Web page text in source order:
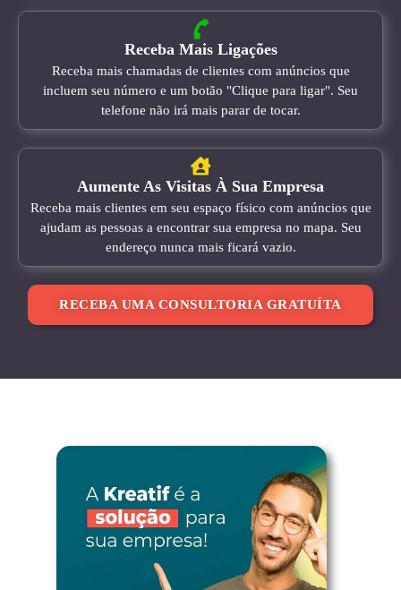
Receba Mais Ligações
Receba mais chamadas de clientes com anúncios que
incluem seu número e um botão "Clique para ligar". Seu
telefone não irá mais parar de tocar.
Aumente As Visitas À Sua Empresa
Receba mais clientes em seu espaço físico com anúncios que
ajudam as pessoas a encontrar sua empresa no mapa. Seu
endereço nunca mais ficará vazio.
RECEBA UMA CONSULTORIA GRATUÍTA